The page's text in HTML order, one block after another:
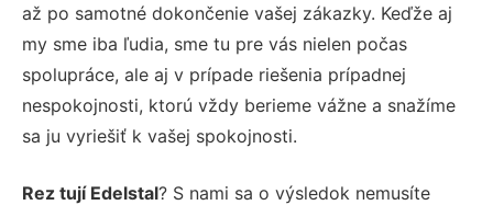
až po samotné dokončenie vašej zákazky. Keďže aj
my sme iba ľudia, sme tu pre vás nielen počas
spolupráce, ale aj v prípade riešenia prípadnej
nespokojnosti, ktorú vždy berieme vážne a snažíme
sa ju vyriešiť k vašej spokojnosti.
Rez tují Edelstal? S nami sa o výsledok nemusíte